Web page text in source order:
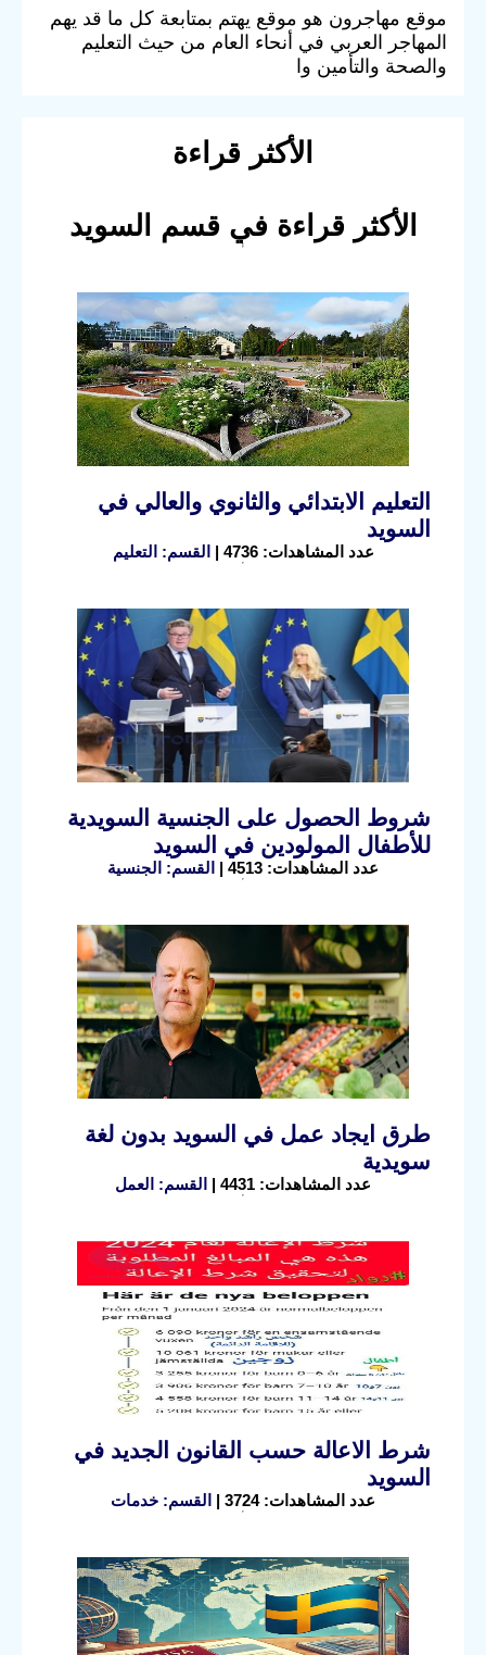
موقع مهاجرون هو موقع يهتم بمتابعة كل ما قد يهم
المهاجر العربي في أنحاء العام من حيث التعليم
والصحة والتأمين وا
الأكثر قراءة
الأكثر قراءة في قسم السويد
التعليم الابتدائي والثانوي والعالي في
السويد
عدد المشاهدات: 4736 | القسم: التعليم
شروط الحصول على الجنسية السويدية
للأطفال المولودين في السويد
عدد المشاهدات: 4513 | القسم: الجنسية
طرق ايجاد عمل في السويد بدون لغة
سويدية
عدد المشاهدات: 4431 | القسم: العمل
شرط الاعالة حسب القانون الجديد في
السويد
عدد المشاهدات: 3724 | القسم: خدمات